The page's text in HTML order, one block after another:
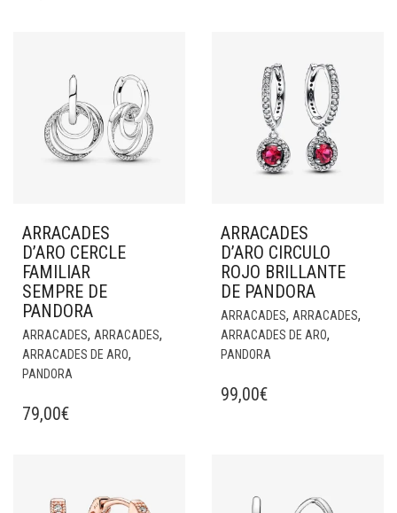
ARRACADES
D’ARO CERCLE
FAMILIAR
SEMPRE DE
PANDORA
ARRACADES, ARRACADES,
ARRACADES DE ARO,
PANDORA
79,00€
ARRACADES
D’ARO CIRCULO
ROJO BRILLANTE
DE PANDORA
ARRACADES, ARRACADES,
ARRACADES DE ARO,
PANDORA
99,00€